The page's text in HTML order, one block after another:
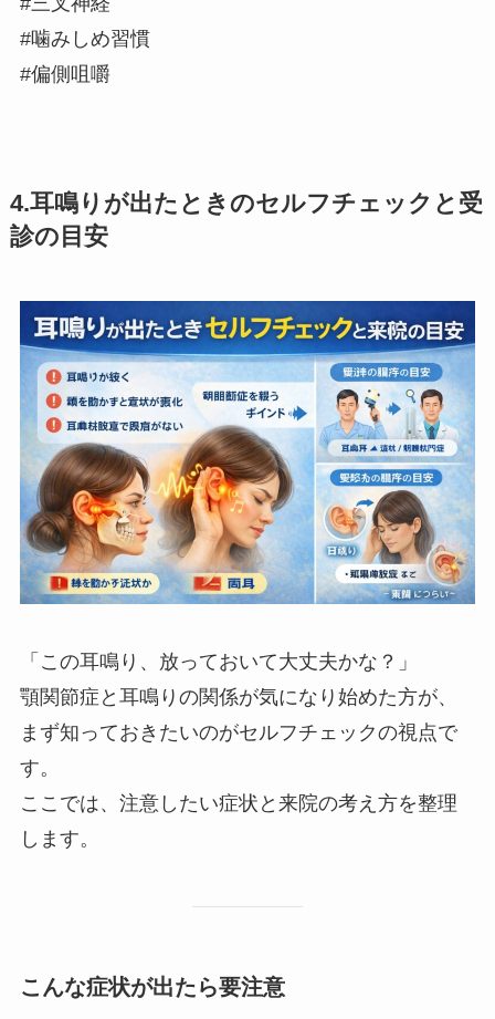
#噛みしめ習慣
#偏側咀嚼
4.耳鳴りが出たときのセルフチェックと受
診の目安
「この耳鳴り、放っておいて大丈夫かな？」
顎関節症と耳鳴りの関係が気になり始めた方が、
まず知っておきたいのがセルフチェックの視点で
す。
ここでは、注意したい症状と来院の考え方を整理
します。
こんな症状が出たら要注意